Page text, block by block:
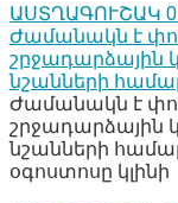
ԱՍՏՂԱԳՈՒՇԱԿ 0
Ժամանակն է
շրջադարձային
նշանների
Ժամանակն է
շրջադարձային
նշանների
օգոստոսը կլինի